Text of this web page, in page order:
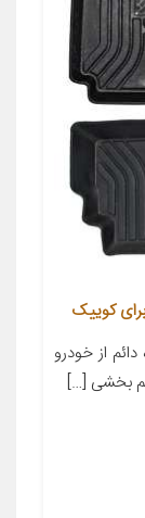
از خودرو
هم بخشی […]